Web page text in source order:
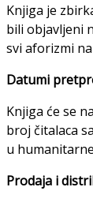
Knjiga je
bili objavljeni
svi aforizmi
Datumi
Knjiga će se
broj čitalaca
u
Prodaja i